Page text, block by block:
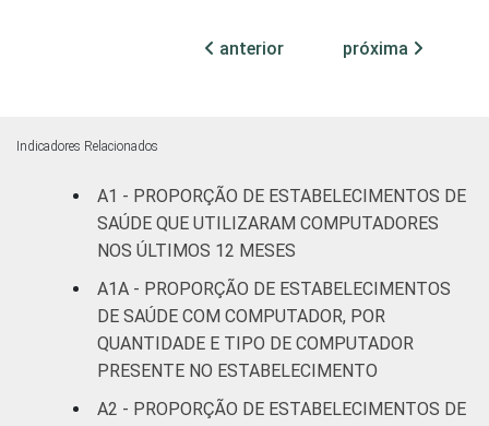
internação,
mais de 50
diagnose e
terapia
Interior
que declararam ter utilizado Internet nos
anterior próxima
Indicadores Relacionados
A1 - PROPORÇÃO DE ESTABELECIMENTOS DE
SAÚDE QUE UTILIZARAM COMPUTADORES
NOS ÚLTIMOS 12 MESES
A1A - PROPORÇÃO DE ESTABELECIMENTOS
DE SAÚDE COM COMPUTADOR, POR
QUANTIDADE E TIPO DE COMPUTADOR
PRESENTE NO ESTABELECIMENTO
A2 - PROPORÇÃO DE ESTABELECIMENTOS DE